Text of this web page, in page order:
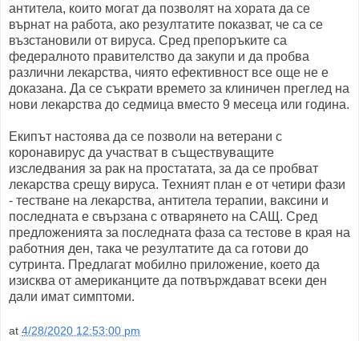
антитела, които могат да позволят на хората да се
върнат на работа, ако резултатите показват, че са се
възстановили от вируса. Сред препоръките са
федералното правителство да закупи и да пробва
различни лекарства, чиято ефективност все още не е
доказана. Да се съкрати времето за клиничен преглед на
нови лекарства до седмица вместо 9 месеца или година.
Екипът настоява да се позволи на ветерани с
коронавирус да участват в съществуващите
изследвания за рак на простатата, за да се пробват
лекарства срещу вируса. Техният план е от четири фази
- тестване на лекарства, антитела терапии, ваксини и
последната е свързана с отварянето на САЩ. Сред
предложенията за последната фаза са тестове в края на
работния ден, така че резултатите да са готови до
сутринта. Предлагат мобилно приложение, което да
изисква от американците да потвърждават всеки ден
дали имат симптоми.
at 4/28/2020 12:53:00 pm